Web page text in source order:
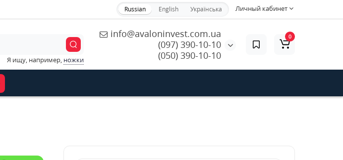
Личный кабинет
Russian English Українська
info@avaloninvest.com.ua
(097) 390-10-10
(050) 390-10-10
Я ищу, например, ножки
0